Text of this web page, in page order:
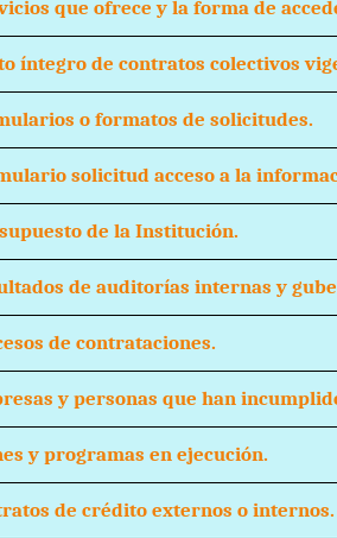
que ofrece y la forma de
de contratos colectivos
o formatos de solicitudes.
solicitud acceso a la
de la Institución.
de auditorías internas y
de contrataciones.
y personas que han
programas en ejecución.
de crédito externos o internos.